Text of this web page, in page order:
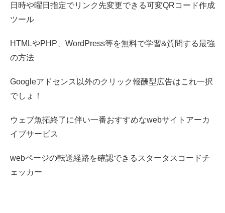
日時や曜日指定でリンク先変更できる可変QRコード作成
ツール
HTMLやPHP、WordPress等を無料で学習&質問する最強
の方法
Googleアドセンス以外のクリック報酬型広告はこれ一択
でしょ！
ウェブ魚拓終了に伴い一番おすすめなwebサイトアーカ
イブサービス
webページの転送経路を確認できるスタータスコードチ
ェッカー